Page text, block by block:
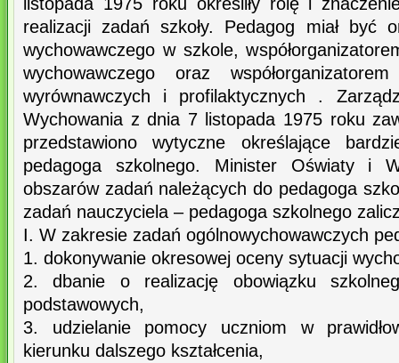
realizacji zadań szkoły. Pedagog miał być
wychowawczego w szkole,
wychowawczego oraz
wyrównawczych i profilaktycznych .
Wychowania z dnia 7 listopada 1975 roku
przedstawiono wytyczne określające
pedagoga szkolnego. Minister Oświaty i
obszarów zadań należących do pedagoga
zadań nauczyciela – pedagoga szkolnego
I. W zakresie zadań ogólnowychowawczych
1. dokonywanie okresowej oceny sytuacji
2. dbanie o realizację obowiązku
podstawowych,
3. udzielanie pomocy uczniom w
kierunku dalszego kształcenia,